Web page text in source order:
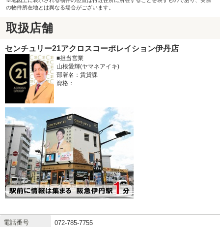
の物件所在地とは異なる場合がございます。
取扱店舗
センチュリー21アクロスコーポレイション伊丹店
■担当営業
山根愛輝(ヤマネアイキ)
部署名：賃貸課
資格：
電話番号 072-785-7755